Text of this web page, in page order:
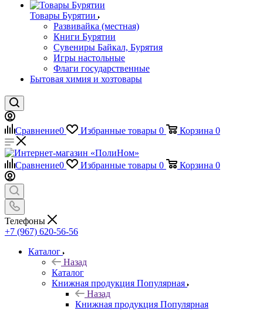
Товары Бурятии
Развивайка (местная)
Книги Бурятии
Сувениры Байкал, Бурятия
Игры настольные
Флаги государственные
Бытовая химия и хозтовары
Сравнение0 Избранные товары 0 Корзина 0
Сравнение0 Избранные товары 0 Корзина 0
Телефоны
+7 (967) 620-56-56
Каталог
Назад
Каталог
Книжная продукция Популярная
Назад
Книжная продукция Популярная